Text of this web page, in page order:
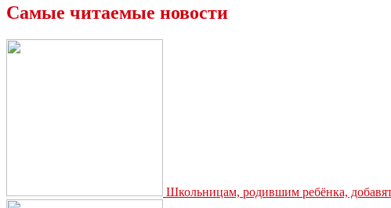
Самые читаемые новости
Школьницам, родившим ребёнка,